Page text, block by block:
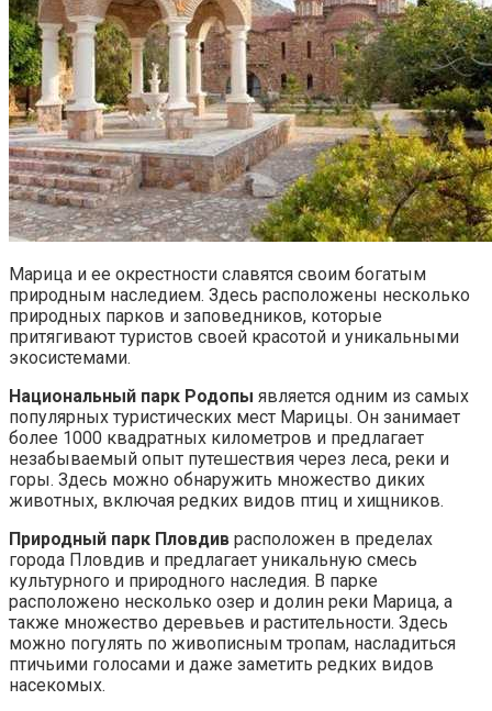
Марица и ее окрестности славятся своим богатым
природным наследием. Здесь расположены несколько
природных парков и заповедников, которые
притягивают туристов своей красотой и уникальными
экосистемами.
Национальный парк Родопы является одним из самых
популярных туристических мест Марицы. Он занимает
более 1000 квадратных километров и предлагает
незабываемый опыт путешествия через леса, реки и
горы. Здесь можно обнаружить множество диких
животных, включая редких видов птиц и хищников.
Природный парк Пловдив расположен в пределах
города Пловдив и предлагает уникальную смесь
культурного и природного наследия. В парке
расположено несколько озер и долин реки Марица, а
также множество деревьев и растительности. Здесь
можно погулять по живописным тропам, насладиться
птичьими голосами и даже заметить редких видов
насекомых.